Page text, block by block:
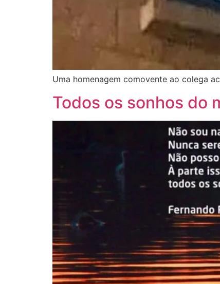
Uma homenagem comovente ao colega
Todos os sonhos do